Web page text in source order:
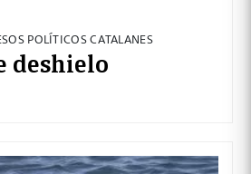
POLÍTICOS CATALANES
deshielo